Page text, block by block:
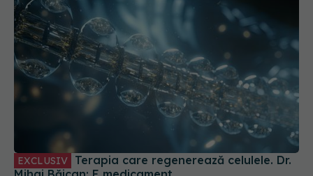
EXCLUSIV
Mihai Băican: E medicament